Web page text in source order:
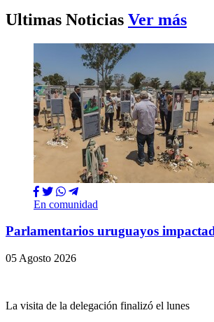
Ultimas Noticias Ver más
En comunidad
Parlamentarios uruguayos
05 Agosto 2026
La visita de la delegación finalizó el lunes